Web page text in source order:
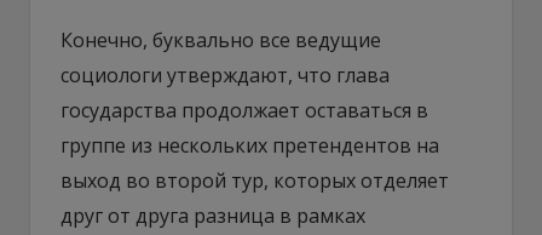
Конечно, буквально все ведущие
социологи утверждают, что глава
государства продолжает оставаться в
группе из нескольких претендентов на
выход во второй тур, которых отделяет
друг от друга разница в рамках